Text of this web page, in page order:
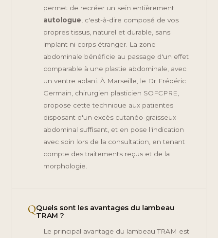
permet de recréer un sein entièrement
autologue , c'est-à-dire composé de vos
propres tissus, naturel et durable, sans
implant ni corps étranger. La zone
abdominale bénéficie au passage d'un effet
comparable à une plastie abdominale, avec
un ventre aplani. À Marseille, le Dr Frédéric
Germain, chirurgien plasticien SOFCPRE,
propose cette technique aux patientes
disposant d'un excès cutanéo-graisseux
abdominal suffisant, et en pose l'indication
avec soin lors de la consultation, en tenant
compte des traitements reçus et de la
morphologie.
QQuels sont les avantages du lambeau
TRAM ?
Le principal avantage du lambeau TRAM est